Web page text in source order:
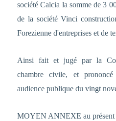
société Calcia la somme de 3
de la société Vinci
Forezienne d'entreprises et de
Ainsi fait et jugé par la
chambre civile, et
audience publique du vingt
MOYEN ANNEXE au présent